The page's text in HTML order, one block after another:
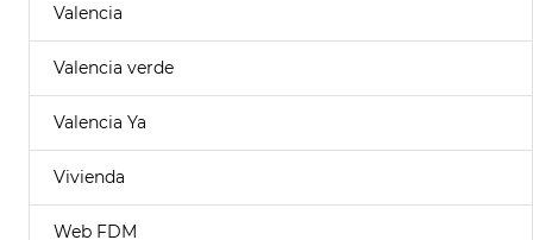
Valencia
Valencia verde
Valencia Ya
Vivienda
Web FDM